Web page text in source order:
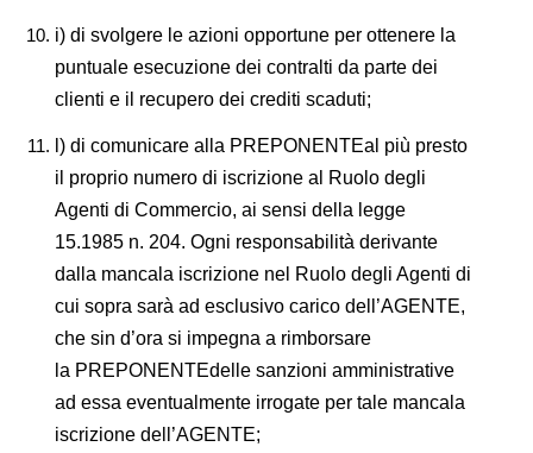
i) di svolgere le azioni opportune per ottenere la
puntuale esecuzione dei contralti da parte dei
clienti e il recupero dei crediti scaduti;
l) di comunicare alla PREPONENTEal più presto
il proprio numero di iscrizione al Ruolo degli
Agenti di Commercio, ai sensi della legge
15.1985 n. 204. Ogni responsabilità derivante
dalla mancala iscrizione nel Ruolo degli Agenti di
cui sopra sarà ad esclusivo carico dell’AGENTE,
che sin d’ora si impegna a rimborsare
la PREPONENTEdelle sanzioni amministrative
ad essa eventualmente irrogate per tale mancala
iscrizione dell’AGENTE;